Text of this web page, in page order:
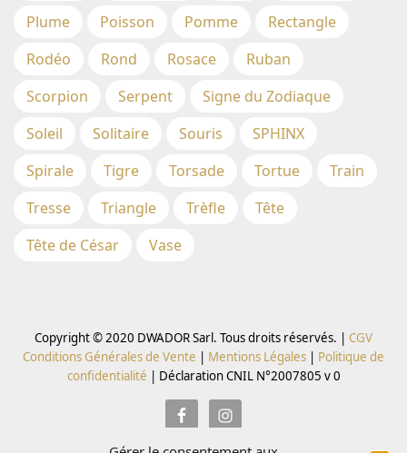
Plume
Poisson Pomme
Rectangle
Rodéo
Rond Rosace
Ruban
Scorpion
Serpent
Signe du Zodiaque
Soleil
Solitaire Souris
SPHINX
Spirale
Tigre Torsade Tortue
Train
Tresse
Triangle Trèfle
Tête
Tête de César
Vase
Copyright © 2020 DWADOR Sarl. Tous droits réservés. | CGV
Conditions Générales de Vente | Mentions Légales | Politique de
confidentialité | Déclaration CNIL N°2007805 v 0